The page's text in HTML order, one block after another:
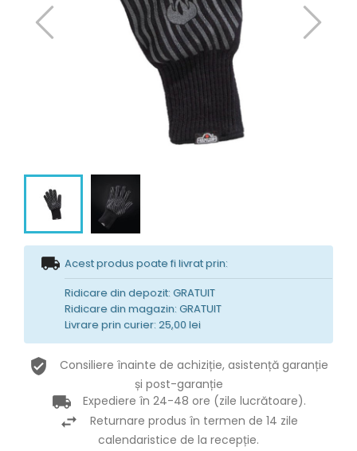
Acest produs poate fi livrat prin:
Ridicare din depozit: GRATUIT
Ridicare din magazin: GRATUIT
Livrare prin curier: 25,00 lei
Consiliere înainte de achiziție, asistență garanție
și post-garanție
Expediere în 24-48 ore (zile lucrătoare).
Returnare produs în termen de 14 zile
calendaristice de la recepție.